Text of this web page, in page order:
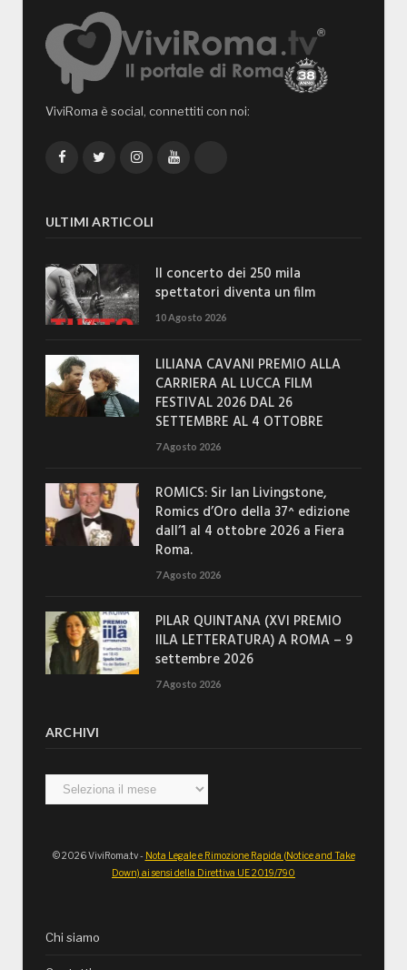
ViviRoma è social, connettiti con noi:
FacebookTwitterInstagramYouTube
ULTIMI ARTICOLI
Il concerto dei 250 mila
spettatori diventa un film
10 Agosto 2026
LILIANA CAVANI PREMIO ALLA
CARRIERA AL LUCCA FILM
FESTIVAL 2026 DAL 26
SETTEMBRE AL 4 OTTOBRE
7 Agosto 2026
ROMICS: Sir Ian Livingstone,
Romics d’Oro della 37^ edizione
dall’1 al 4 ottobre 2026 a Fiera
Roma.
7 Agosto 2026
PILAR QUINTANA (XVI PREMIO
IILA LETTERATURA) A ROMA – 9
settembre 2026
7 Agosto 2026
ARCHIVI
Archivi
© 2026 ViviRoma.tv - Nota Legale e Rimozione Rapida (Notice and Take
Down) ai sensi della Direttiva UE 2019/790
Chi siamo